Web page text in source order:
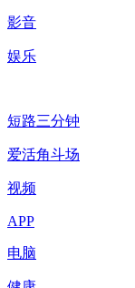
影音
娱乐
短路三分钟
爱活角斗场
视频
APP
电脑